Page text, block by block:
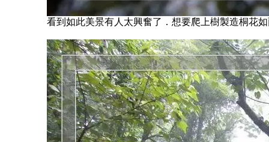
看到如此美景有人太興奮了．想要爬上樹製造桐花